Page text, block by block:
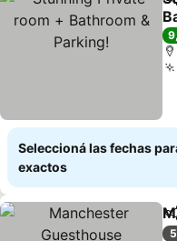
Seleccioná las fechas
exactos